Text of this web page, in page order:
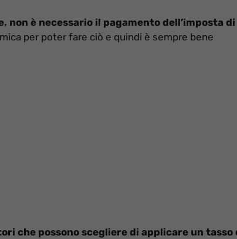
non è necessario il pagamento dell’imposta di
per poter fare ciò e quindi è sempre bene
che possono scegliere di applicare un tasso